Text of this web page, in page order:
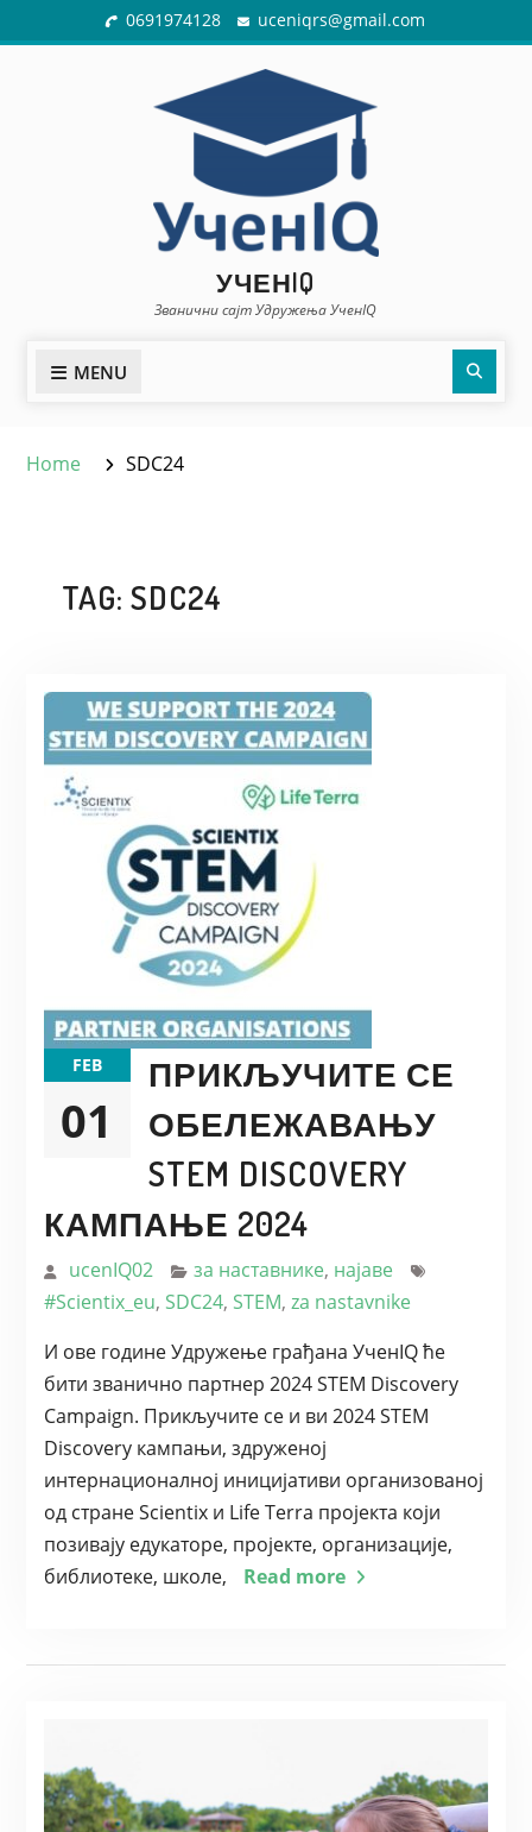
to
0691974128 uceniqrs@gmail.com
УЧЕНIQ
Званични сајт Удружења УченIQ
MENU
Home SDC24
TAG: SDC24
FEB
01
ПРИКЉУЧИТЕ СЕ
ОБЕЛЕЖАВАЊУ
STEM DISCOVERY
КАМПАЊЕ 2024
ucenIQ02 за наставнике, најаве
#Scientix_eu, SDC24, STEM, za nastavnike
И ове године Удружење грађана УченIQ ће
бити званично партнер 2024 STEM Discovery
Campaign. Прикључите се и ви 2024 STEM
Discovery кампањи, здруженој
интернационалној иницијативи организованој
од стране Scientix и Life Terra пројекта који
позивају едукаторе, пројекте, организације,
библиотеке, школе,
Read more